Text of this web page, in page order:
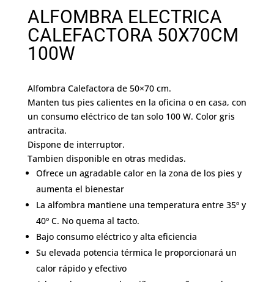
ALFOMBRA ELECTRICA
CALEFACTORA 50X70CM
100W
Alfombra Calefactora de 50×70 cm.
Manten tus pies calientes en la oficina o en casa, con
un consumo eléctrico de tan solo 100 W. Color gris
antracita.
Dispone de interruptor.
Tambien disponible en otras medidas.
Ofrece un agradable calor en la zona de los pies y
aumenta el bienestar
La alfombra mantiene una temperatura entre 35º y
40º C. No quema al tacto.
Bajo consumo eléctrico y alta eficiencia
Su elevada potencia térmica le proporcionará un
calor rápido y efectivo